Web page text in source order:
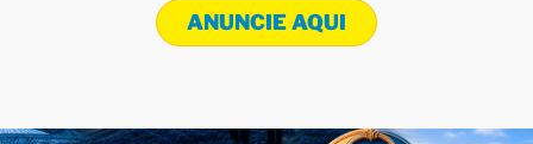
ANUNCIE AQUI